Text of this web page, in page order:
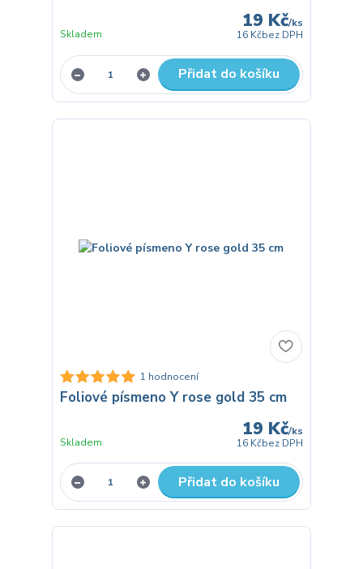
19 Kč/ks
16 Kčbez DPH
Skladem
Přidat do košíku
1 hodnocení
Foliové písmeno Y rose gold 35 cm
19 Kč/ks
16 Kčbez DPH
Skladem
Přidat do košíku